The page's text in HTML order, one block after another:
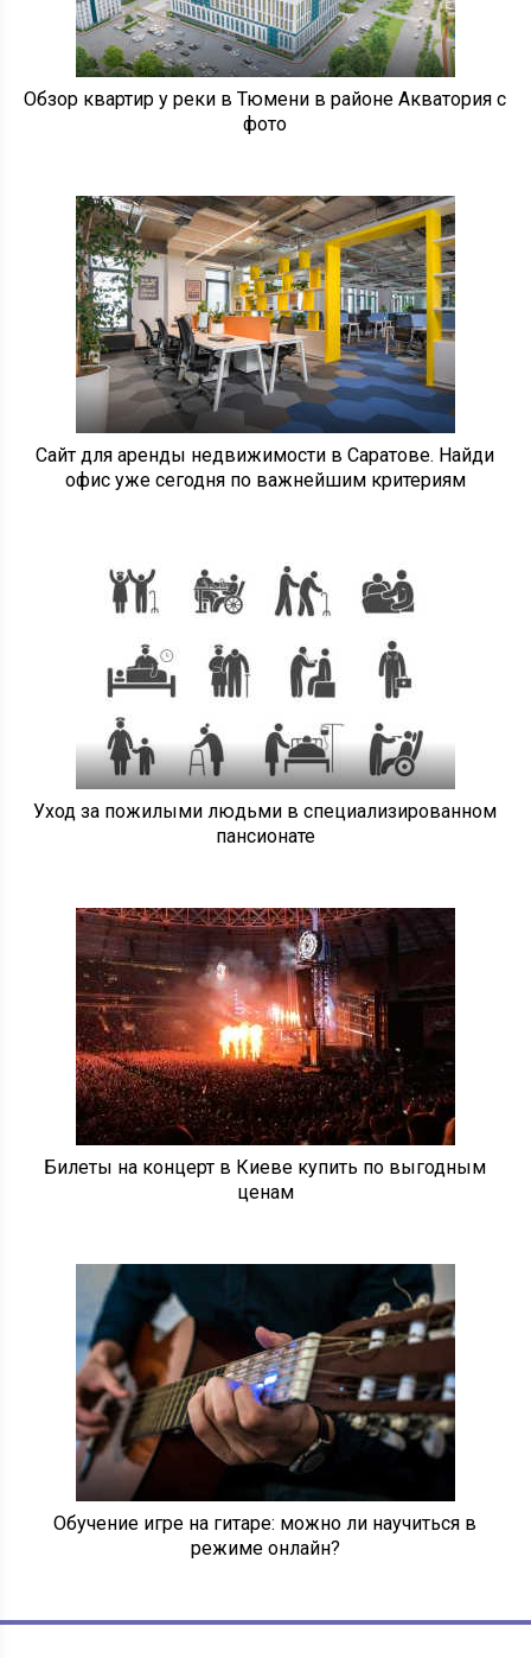
Обзор квартир у реки в Тюмени в районе Акватория с
фото
Сайт для аренды недвижимости в Саратове. Найди
офис уже сегодня по важнейшим критериям
Уход за пожилыми людьми в специализированном
пансионате
Билеты на концерт в Киеве купить по выгодным
ценам
Обучение игре на гитаре: можно ли научиться в
режиме онлайн?